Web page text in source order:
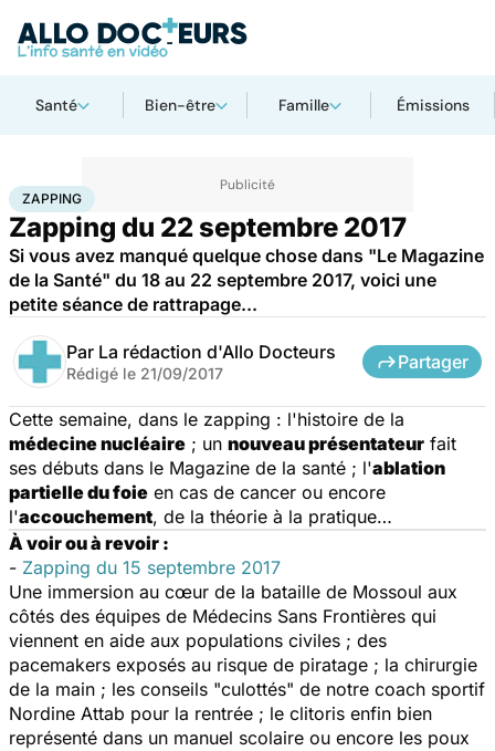
Santé Bien-être Famille Émissions
AccueilSanté
ZAPPING
Zapping du 22 septembre 2017
Si vous avez manqué quelque chose dans "Le Magazine
de la Santé" du 18 au 22 septembre 2017, voici une
petite séance de rattrapage...
Par La rédaction d'Allo Docteurs
Rédigé le 21/09/2017
Partager
Cette semaine, dans le zapping : l'histoire de la
médecine nucléaire ; un nouveau présentateur fait
ses débuts dans le Magazine de la santé ; l'ablation
partielle du foie en cas de cancer ou encore
l'accouchement, de la théorie à la pratique…
À voir ou à revoir :
- Zapping du 15 septembre 2017
Une immersion au cœur de la bataille de Mossoul aux
côtés des équipes de Médecins Sans Frontières qui
viennent en aide aux populations civiles ; des
pacemakers exposés au risque de piratage ; la chirurgie
de la main ; les conseils "culottés" de notre coach sportif
Nordine Attab pour la rentrée ; le clitoris enfin bien
représenté dans un manuel scolaire ou encore les poux